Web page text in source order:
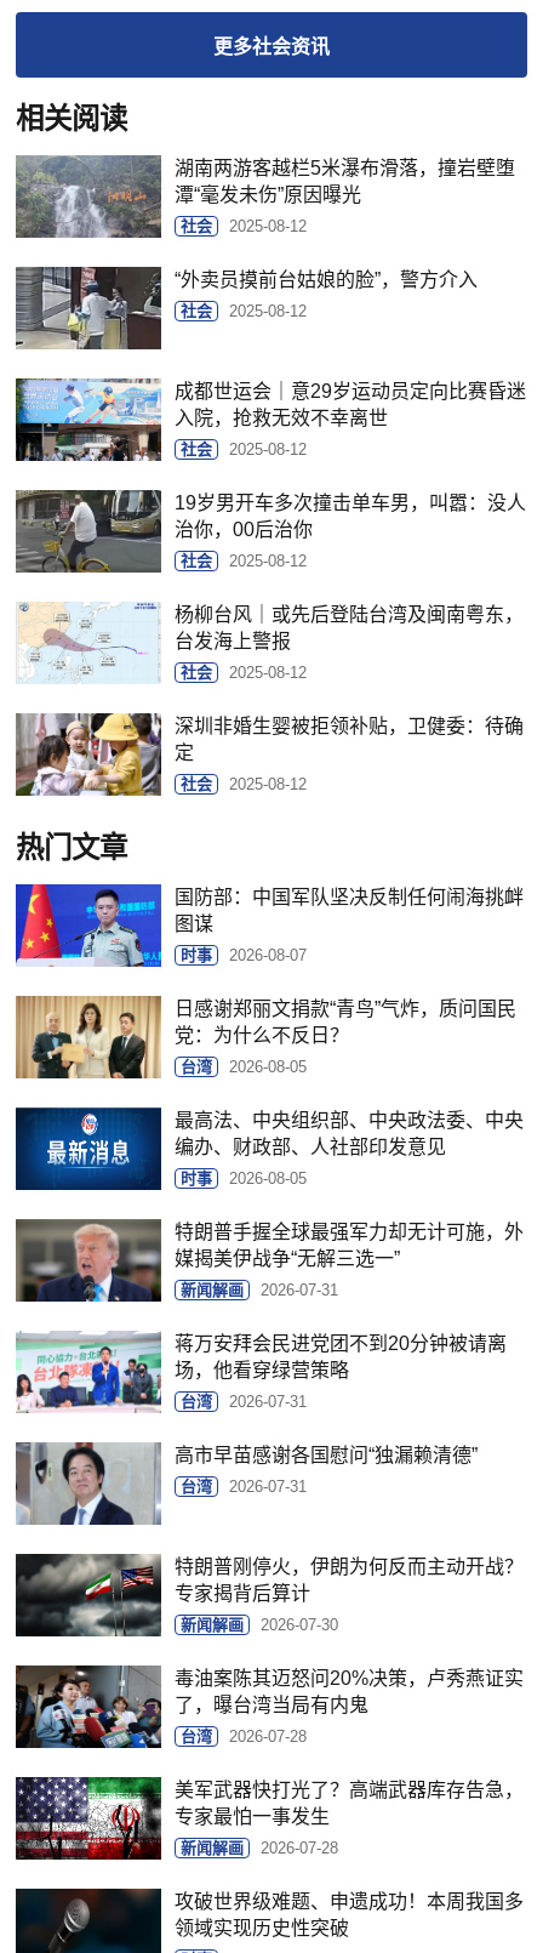
更多社会资讯
相关阅读
湖南两游客越栏5米瀑布滑落，撞岩壁堕
潭“毫发未伤”原因曝光
社会 2025-08-12
“外卖员摸前台姑娘的脸”，警方介入
社会 2025-08-12
成都世运会｜意29岁运动员定向比赛昏迷
入院，抢救无效不幸离世
社会 2025-08-12
19岁男开车多次撞击单车男，叫嚣：没人
治你，00后治你
社会 2025-08-12
杨柳台风｜或先后登陆台湾及闽南粤东，
台发海上警报
社会 2025-08-12
深圳非婚生婴被拒领补贴，卫健委：待确
定
社会 2025-08-12
热门文章
国防部：中国军队坚决反制任何闹海挑衅
图谋
时事 2026-08-07
日感谢郑丽文捐款“青鸟”气炸，质问国民
党：为什么不反日？
台湾 2026-08-05
最高法、中央组织部、中央政法委、中央
编办、财政部、人社部印发意见
时事 2026-08-05
特朗普手握全球最强军力却无计可施，外
媒揭美伊战争“无解三选一”
新闻解画 2026-07-31
蒋万安拜会民进党团不到20分钟被请离
场，他看穿绿营策略
台湾 2026-07-31
高市早苗感谢各国慰问“独漏赖清德”
台湾 2026-07-31
特朗普刚停火，伊朗为何反而主动开战？
专家揭背后算计
新闻解画 2026-07-30
毒油案陈其迈怒问20%决策，卢秀燕证实
了，曝台湾当局有内鬼
台湾 2026-07-28
美军武器快打光了？高端武器库存告急，
专家最怕一事发生
新闻解画 2026-07-28
攻破世界级难题、申遗成功！本周我国多
领域实现历史性突破